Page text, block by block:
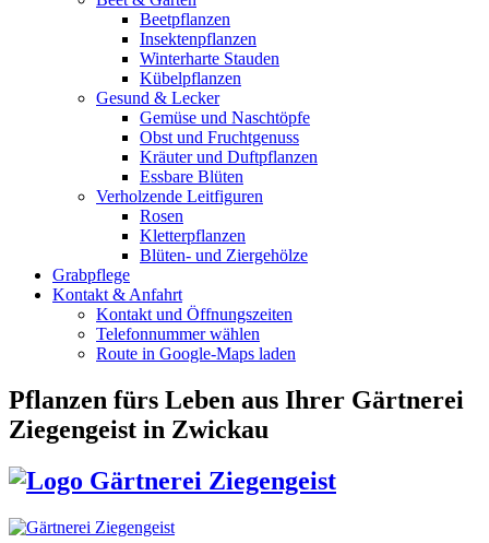
Beetpflanzen
Insektenpflanzen
Winterharte Stauden
Kübelpflanzen
Gesund & Lecker
Gemüse und Naschtöpfe
Obst und Fruchtgenuss
Kräuter und Duftpflanzen
Essbare Blüten
Verholzende Leitfiguren
Rosen
Kletterpflanzen
Blüten- und Ziergehölze
Grabpflege
Kontakt & Anfahrt
Kontakt und Öffnungszeiten
Telefonnummer wählen
Route in Google-Maps laden
Pflanzen fürs Leben aus Ihrer Gärtnerei
Ziegengeist in Zwickau